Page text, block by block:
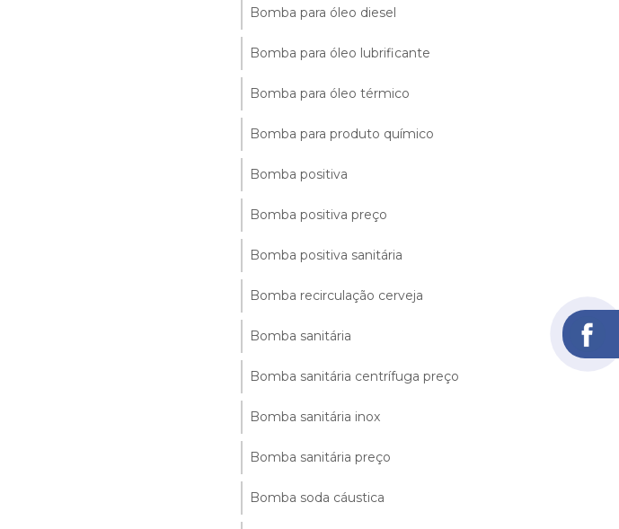
Bomba para óleo diesel
Bomba para óleo lubrificante
Bomba para óleo térmico
Bomba para produto químico
Bomba positiva
Bomba positiva preço
Bomba positiva sanitária
Bomba recirculação cerveja
Bomba sanitária
Bomba sanitária centrífuga preço
Bomba sanitária inox
Bomba sanitária preço
Bomba soda cáustica